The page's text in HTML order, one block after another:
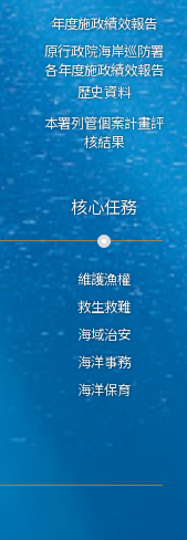
年度施政績效報告
原行政院海岸巡防署
各年度施政績效報告
歷史資料
本署列管個案計畫評
核結果
核心任務
維護漁權
救生救難
海域治安
海洋事務
海洋保育